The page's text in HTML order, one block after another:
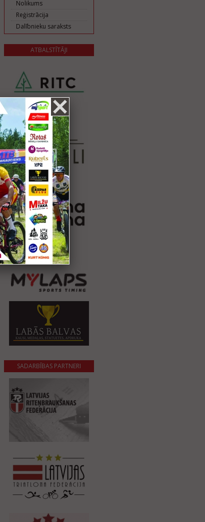
Nolikums
Reģistrācija
Dalībnieku saraksts
ATBALSTĪTĀJI
SADARBĪBAS PARTNERI